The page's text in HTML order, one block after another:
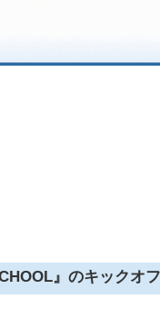
』のキックオ